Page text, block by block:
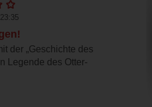
der „Geschichte des
Legende des Otter-